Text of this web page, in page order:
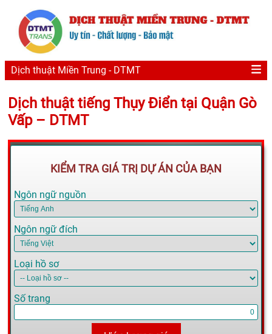
Dịch thuật Miền Trung - DTMT
Dịch thuật tiếng Thụy Điển tại Quận Gò
Vấp – DTMT
KIỂM TRA GIÁ TRỊ DỰ ÁN CỦA BẠN
Ngôn ngữ nguồn
Ngôn ngữ đích
Loại hồ sơ
Số trang